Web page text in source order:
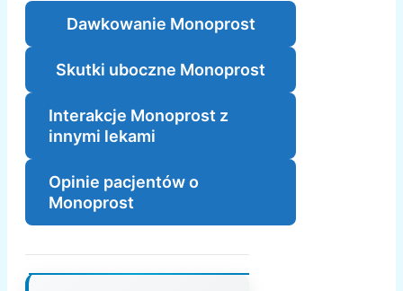
Dawkowanie Monoprost
Skutki uboczne Monoprost
Interakcje Monoprost z
innymi lekami
Opinie pacjentów o
Monoprost